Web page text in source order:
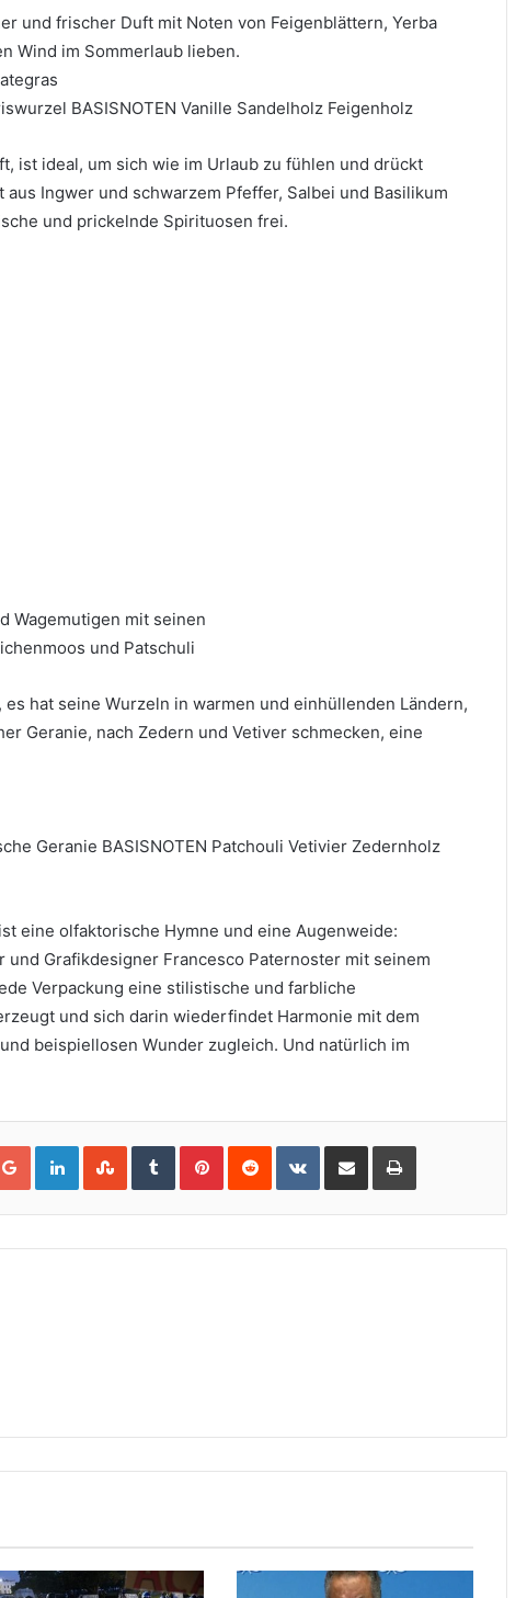
und frischer Duft mit Noten von Feigenblättern, Yerba
Wind im Sommerlaub lieben.
BASISNOTEN Vanille Sandelholz Feigenholz
ist ideal, um sich wie im Urlaub zu fühlen und drückt
Ingwer und schwarzem Pfeffer, Salbei und Basilikum
und prickelnde Spirituosen frei.
Wagemutigen mit seinen
und Patschuli
hat seine Wurzeln in warmen und einhüllenden Ländern,
Geranie, nach Zedern und Vetiver schmecken, eine
Geranie BASISNOTEN Patchouli Vetivier Zedernholz
eine olfaktorische Hymne und eine Augenweide:
Grafikdesigner Francesco Paternoster mit seinem
Verpackung eine stilistische und farbliche
und sich darin wiederfindet Harmonie mit dem
beispiellosen Wunder zugleich. Und natürlich im
Google+LinkedInStumbleUpon
TumblrPinterestReddit VKontakteShare
Email
Print